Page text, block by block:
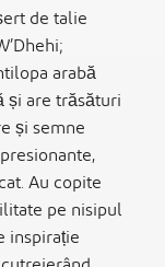
de talie
arabă
și are trăsături
și semne
Au copite
pe nisipul
inspirație